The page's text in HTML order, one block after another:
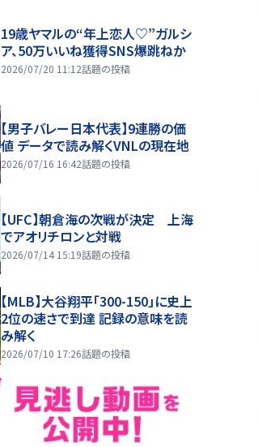
19歳ヤマルの“年上恋人♡”ガルシ
ア、50万いいね獲得SNS爆跳ねか
2026/07/20 11:12話題の投稿
【男子バレー日本代表】9連勝の価
値 データで読み解くVNLの現在地
2026/07/16 16:42話題の投稿
【UFC】朝倉海の次戦が決定 上海
でアオリチロンと対戦
2026/07/14 15:19話題の投稿
【MLB】大谷翔平「300-150」に史上
2位の速さで到達 記録の意味を読
み解く
2026/07/10 17:26話題の投稿